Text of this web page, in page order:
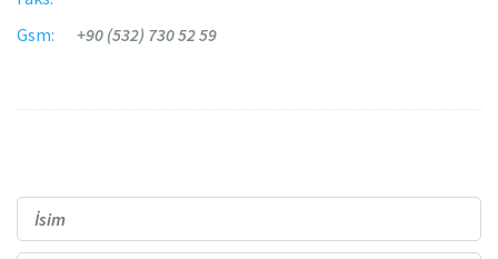
Gsm:
+90 (532) 730 52 59